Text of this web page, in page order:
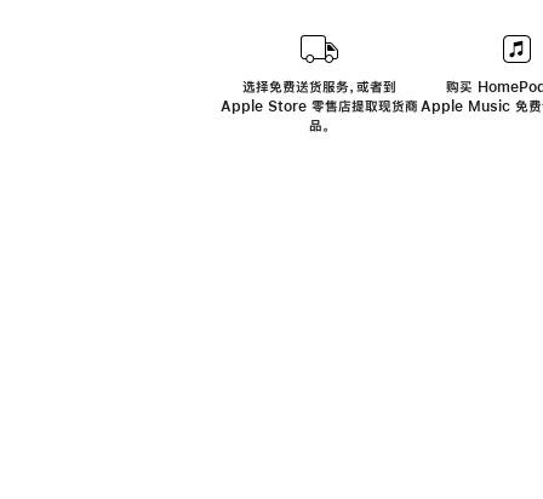
选择免费送货服务，或者到
Apple Store 零售店提取现货商
品。
购买
Apple Music 免费